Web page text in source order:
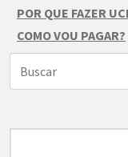
POR QUE FAZER
COMO VOU PAGAR?